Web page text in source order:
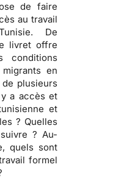
de faire
au travail
De
livret offre
conditions
migrants en
plusieurs
a accès et
et
? Quelles
? Au-
quels sont
formel